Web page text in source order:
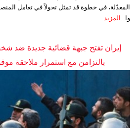
المعدّلة، في خطوة قد تمثل تحولاً في تعامل
وا... المزيد
إيران تفتح جبهة قضائية جديدة ضد
بالتزامن مع استمرار ملاحقة